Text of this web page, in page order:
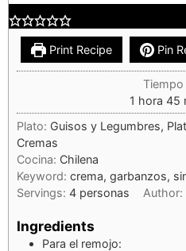
Print Recipe Pin
1 hora 45
Plato: Guisos y Legumbres,
Cremas
Cocina: Chilena
Keyword: crema, garbanzos,
Servings: 4 personas Author:
Ingredients
Para el remojo: